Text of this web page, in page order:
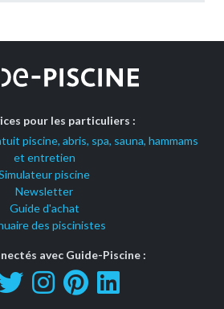
pour les particuliers :
piscine, abris, spa, sauna, hammams
et entretien
piscine
Newsletter
Guide d'achat
des piscinistes
avec Guide-Piscine :